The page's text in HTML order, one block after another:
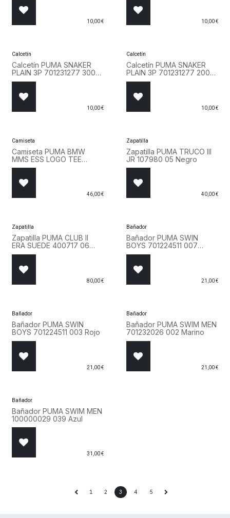
10,00€ 10,00€
Calcetín
Calcetín PUMA SNAKER
PLAIN 3P 701231277 300
Blanco
10,00€
Calcetín
Calcetín PUMA SNAKER
PLAIN 3P 701231277 200
Negro
10,00€
Camiseta
Camiseta PUMA BMW
MMS ESS LOGO TEE
632358 01 Negro
46,00€
Zapatilla
Zapatilla PUMA TRUCO III
JR 107980 05 Negro
40,00€
Zapatilla
Zapatilla PUMA CLUB II
ERA SUEDE 400717 06
Rosa
80,00€
Bañador
Bañador PUMA SWIN
BOYS 701224511 007
Naranja
21,00€
Bañador
Bañador PUMA SWIN
BOYS 701224511 003 Rojo
21,00€
Bañador
Bañador PUMA SWIM MEN
701232026 002 Marino
21,00€
Bañador
Bañador PUMA SWIM MEN
100000029 039 Azul
31,00€
1 2 3 4 5